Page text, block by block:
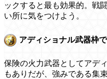
ックすると最も効果的。戦
い所に気をつけよう。
アディショナル武器枠
保険の火力武器としてアデ
もありだが、強みである集